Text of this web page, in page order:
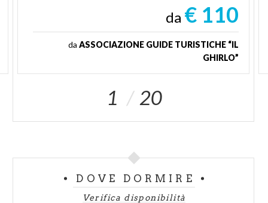
da € 110
da ASSOCIAZIONE GUIDE TURISTICHE “IL
GHIRLO”
1 20
DOVE DORMIRE
Verifica disponibilità